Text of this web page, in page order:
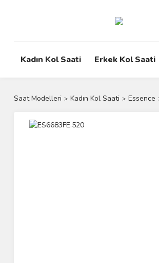
Kadın Kol Saati Erkek Kol Saati
Saat Modelleri Kadın Kol Saati Essence